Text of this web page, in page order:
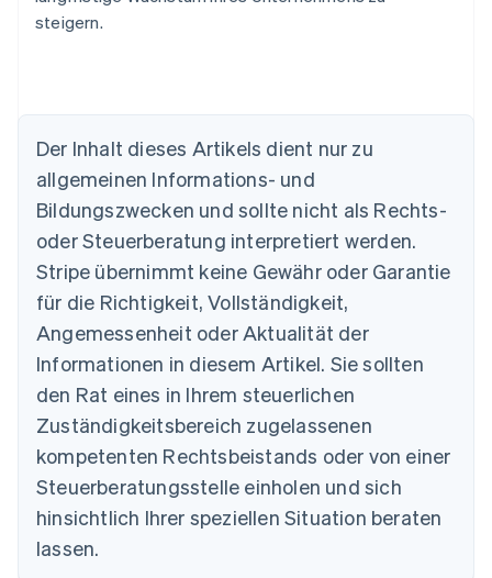
steigern.
Der Inhalt dieses Artikels dient nur zu
allgemeinen Informations- und
Bildungszwecken und sollte nicht als Rechts-
oder Steuerberatung interpretiert werden.
Stripe übernimmt keine Gewähr oder Garantie
für die Richtigkeit, Vollständigkeit,
Angemessenheit oder Aktualität der
Informationen in diesem Artikel. Sie sollten
den Rat eines in Ihrem steuerlichen
Zuständigkeitsbereich zugelassenen
kompetenten Rechtsbeistands oder von einer
Steuerberatungsstelle einholen und sich
hinsichtlich Ihrer speziellen Situation beraten
lassen.
Australien
English
Nederlands FrançaisDeutschEnglish
Brasilien
English
Bulgarien
English
Dänemark
Deutschland
DeutschEnglish
Estland
English
Festlandchina
简体中文